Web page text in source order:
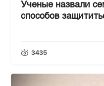
Ученые назвали
способов
3435